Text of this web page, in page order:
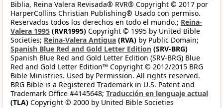
Biblia, Reina Valera Revisada® RVR® Copyright © 2017 por
HarperCollins Christian Publishing® Usado con permiso.
Reservados todos los derechos en todo el mundo.; Reina-
Valera 1995 (RVR1995) Copyright © 1995 by United Bible
Societies; Reina-Valera Antigua (RVA) by Public Domain;
Spanish Blue Red and Gold Letter Edition (SRV-BRG)
Spanish Blue Red and Gold Letter Edition (SRV-BRG) Blue
Red and Gold Letter Edition™ Copyright © 2012/2015 BRG
Bible Ministries. Used by Permission. All rights reserved.
BRG Bible is a Registered Trademark in U.S. Patent and
Trademark Office #4145648; Traducción en lenguaje actual
(TLA) Copyright © 2000 by United Bible Societies